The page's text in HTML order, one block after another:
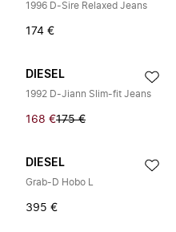
1996 D-Sire Relaxed Jeans
174 €
DIESEL
1992 D-Jiann Slim-fit Jeans
168 €175 €
DIESEL
Grab-D Hobo L
395 €